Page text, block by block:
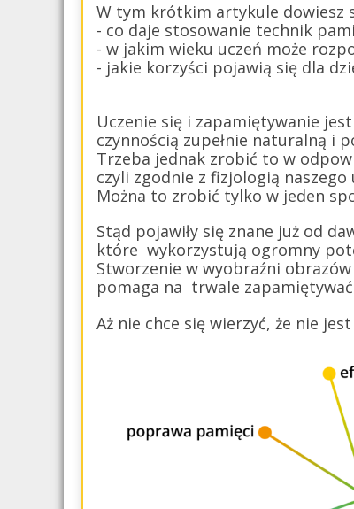
W tym krótkim artykule dowiesz
- co daje stosowanie technik
- w jakim wieku uczeń może
- jakie korzyści pojawią się dla
Uczenie się i zapamiętywanie
czynnością zupełnie naturalną i
Trzeba jednak zrobić to w
czyli zgodnie z fizjologią naszego
Można to zrobić tylko w jeden
Stąd pojawiły się znane już od
które wykorzystują ogromny
Stworzenie w wyobraźni
pomaga na trwale
Aż nie chce się wierzyć, że nie